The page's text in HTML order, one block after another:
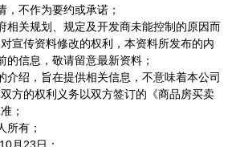
，不作为要约或承诺；
相关规划、规定及开发商未能控制的原因而
宣传资料修改的权利，本资料所发布的内
信息，敬请留意最新资料；
介绍，旨在提供相关信息，不意味着本公司
方的权利义务以双方签订的《商品房买卖
；
所有；